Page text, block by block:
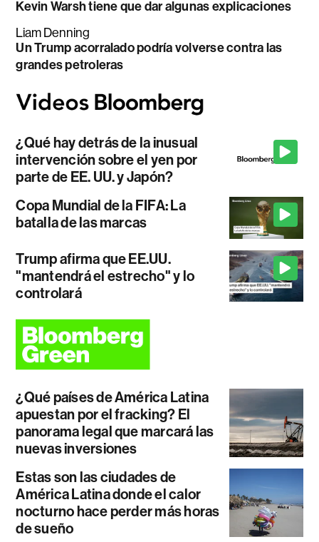
Kevin Warsh tiene que dar algunas explicaciones
Liam Denning
Un Trump acorralado podría volverse contra las
grandes petroleras
¿Qué hay detrás de la inusual
intervención sobre el yen por
parte de EE. UU. y Japón?
Copa Mundial de la FIFA: La
batalla de las marcas
Trump afirma que EE.UU.
"mantendrá el estrecho" y lo
controlará
¿Qué países de América Latina
apuestan por el fracking? El
panorama legal que marcará las
nuevas inversiones
Estas son las ciudades de
América Latina donde el calor
nocturno hace perder más horas
de sueño